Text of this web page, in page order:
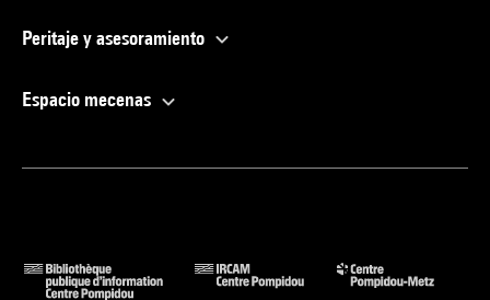
Peritaje y asesoramiento
Espacio mecenas